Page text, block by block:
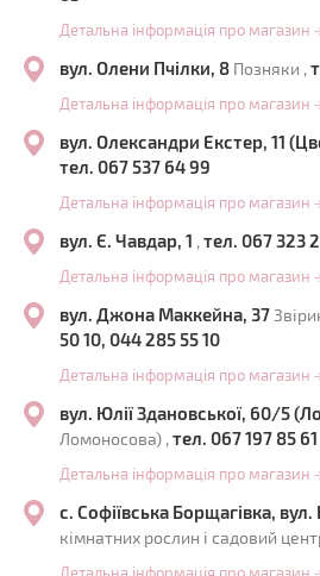
Детальна інформація про магазин
вул. Олени Пчілки, 8 Позняки ,
Детальна інформація про магазин
вул. Олександри Екстер, 11
тел. 067 537 64 99
Детальна інформація про магазин
вул. Є. Чавдар, 1 , тел. 067 323
Детальна інформація про магазин
вул. Джона Маккейна, 37
50 10, 044 285 55 10
Детальна інформація про магазин
вул. Юлії Здановської, 60/5
Ломоносова) , тел. 067 197 85 61
Детальна інформація про магазин
с. Софіївська Борщагівка, вул.
кімнатних рослин і садовий